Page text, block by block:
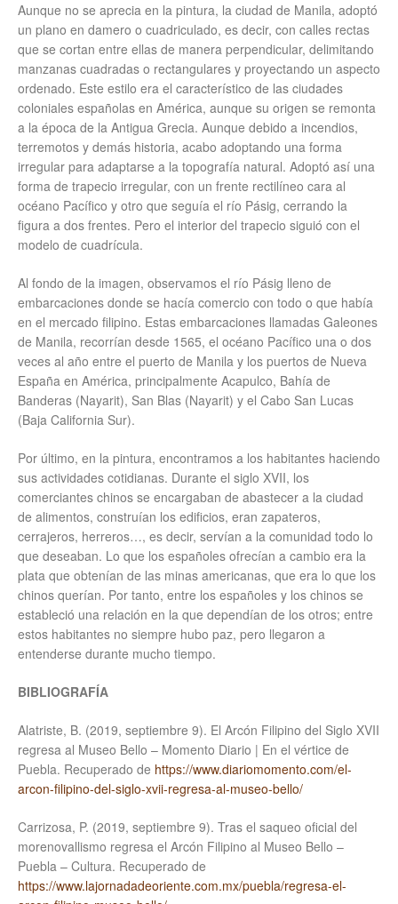
Aunque no se aprecia en la pintura, la ciudad de Manila, adoptó
un plano en damero o cuadriculado, es decir, con calles rectas
que se cortan entre ellas de manera perpendicular, delimitando
manzanas cuadradas o rectangulares y proyectando un aspecto
ordenado. Este estilo era el característico de las ciudades
coloniales españolas en América, aunque su origen se remonta
a la época de la Antigua Grecia. Aunque debido a incendios,
terremotos y demás historia, acabo adoptando una forma
irregular para adaptarse a la topografía natural. Adoptó así una
forma de trapecio irregular, con un frente rectilíneo cara al
océano Pacífico y otro que seguía el río Pásig, cerrando la
figura a dos frentes. Pero el interior del trapecio siguió con el
modelo de cuadrícula.
Al fondo de la imagen, observamos el río Pásig lleno de
embarcaciones donde se hacía comercio con todo o que había
en el mercado filipino. Estas embarcaciones llamadas Galeones
de Manila, recorrían desde 1565, el océano Pacífico una o dos
veces al año entre el puerto de Manila y los puertos de Nueva
España en América, principalmente Acapulco, Bahía de
Banderas (Nayarit), San Blas (Nayarit) y el Cabo San Lucas
(Baja California Sur).
Por último, en la pintura, encontramos a los habitantes haciendo
sus actividades cotidianas. Durante el siglo XVII, los
comerciantes chinos se encargaban de abastecer a la ciudad
de alimentos, construían los edificios, eran zapateros,
cerrajeros, herreros…, es decir, servían a la comunidad todo lo
que deseaban. Lo que los españoles ofrecían a cambio era la
plata que obtenían de las minas americanas, que era lo que los
chinos querían. Por tanto, entre los españoles y los chinos se
estableció una relación en la que dependían de los otros; entre
estos habitantes no siempre hubo paz, pero llegaron a
entenderse durante mucho tiempo.
BIBLIOGRAFÍA
Alatriste, B. (2019, septiembre 9). El Arcón Filipino del Siglo XVII
regresa al Museo Bello – Momento Diario | En el vértice de
Puebla. Recuperado de https://www.diariomomento.com/el-
arcon-filipino-del-siglo-xvii-regresa-al-museo-bello/
Carrizosa, P. (2019, septiembre 9). Tras el saqueo oficial del
morenovallismo regresa el Arcón Filipino al Museo Bello –
Puebla – Cultura. Recuperado de
https://www.lajornadadeoriente.com.mx/puebla/regresa-el-